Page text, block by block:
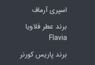
اسپری آرماف
برند عطر فلاویا
Flavia
برند پاریس کورنر